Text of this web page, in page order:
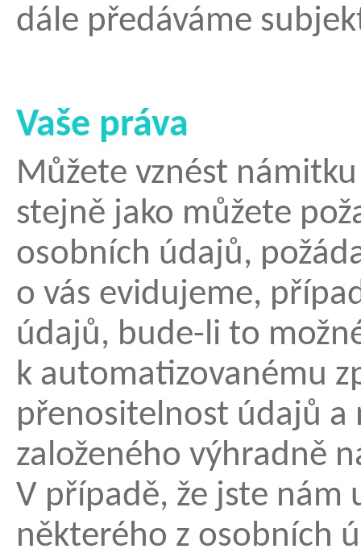
dále předáváme
Vaše práva
Můžete vznést
stejně jako můžete
osobních údajů,
o vás evidujeme,
údajů, bude-li to
k automatizovanému
přenositelnost údajů
založeného výhradně
V případě, že jste nám
některého z osobních